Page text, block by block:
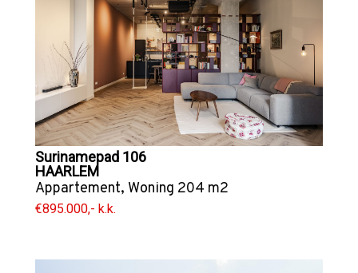
Surinamepad 106
HAARLEM
Appartement, Woning 204 m2
€895.000,- k.k.